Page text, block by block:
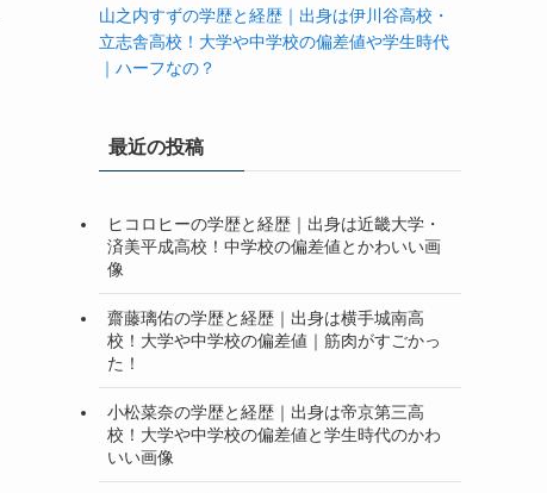
山之内すずの学歴と経歴｜出身は伊川谷高校・
立志舎高校！大学や中学校の偏差値や学生時代
｜ハーフなの？
最近の投稿
ヒコロヒーの学歴と経歴｜出身は近畿大学・
済美平成高校！中学校の偏差値とかわいい画
像
齋藤璃佑の学歴と経歴｜出身は横手城南高
校！大学や中学校の偏差値｜筋肉がすごかっ
た！
小松菜奈の学歴と経歴｜出身は帝京第三高
校！大学や中学校の偏差値と学生時代のかわ
いい画像